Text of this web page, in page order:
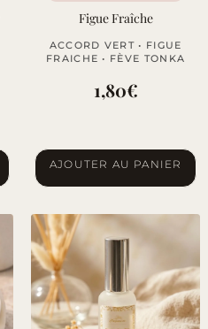
Figue Fraîche
ACCORD VERT • FIGUE
FRAICHE • FÈVE TONKA
1,80€
AJOUTER AU PANIER